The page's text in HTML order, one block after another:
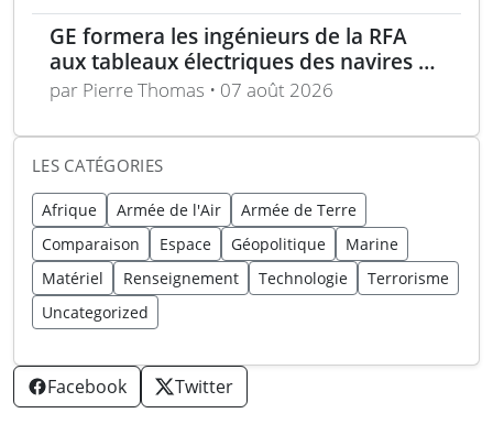
GE formera les ingénieurs de la RFA
aux tableaux électriques des navires de
la classe Tide
par Pierre Thomas • 07 août 2026
LES CATÉGORIES
Afrique Armée de l'Air
Armée de Terre
Comparaison
Espace Géopolitique
Marine
Matériel
Renseignement Technologie
Terrorisme
Uncategorized
Facebook Twitter